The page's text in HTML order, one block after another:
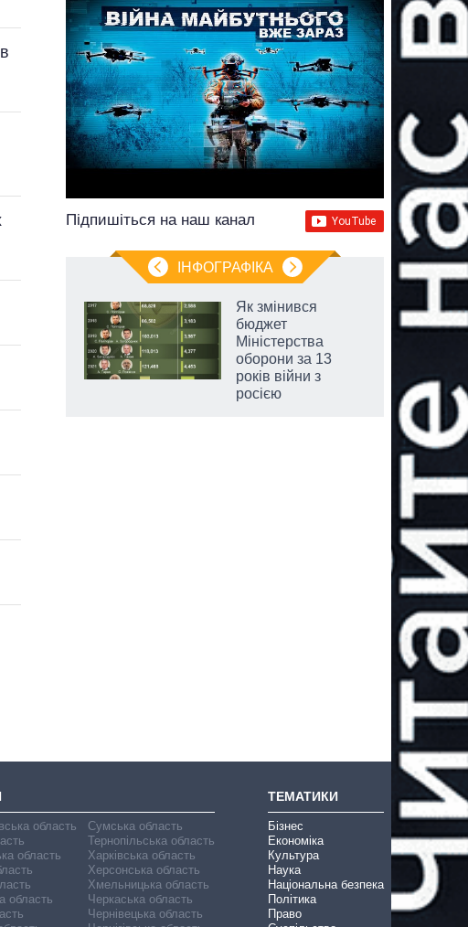
Підпишіться на наш канал
ІНФОГРАФІКА
Як змінився
бюджет
Міністерства
оборони за 13
років війни з
росією
область
область
область
Сумська область
Тернопільська область
Харківська область
Херсонська область
Хмельницька область
Черкаська область
Чернівецька область
ТЕМАТИКИ
Бізнес
Економіка
Культура
Наука
Національна безпека
Політика
Право